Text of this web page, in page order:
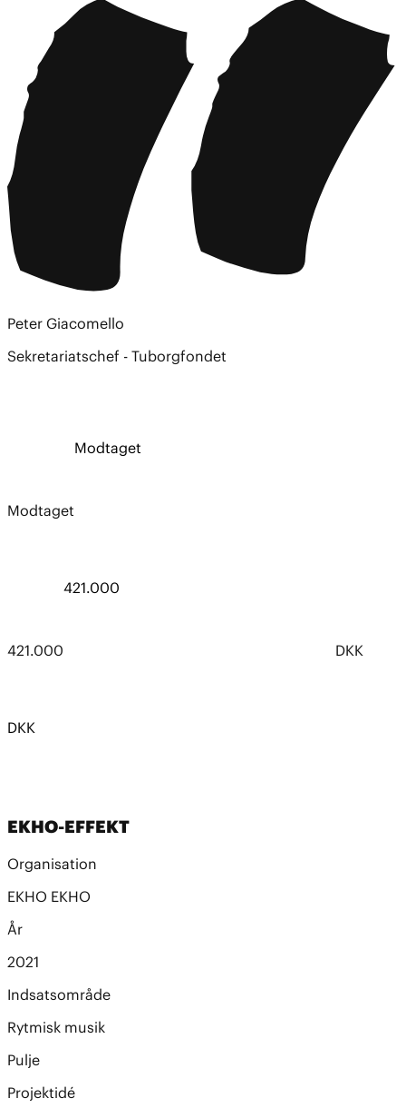
Peter Giacomello
Sekretariatschef - Tuborgfondet
Modtaget
Modtaget
421.000
421.000
DKK
DKK
EKHO-EFFEKT
Organisation
EKHO EKHO
År
2021
Indsatsområde
Rytmisk musik
Pulje
Projektidé